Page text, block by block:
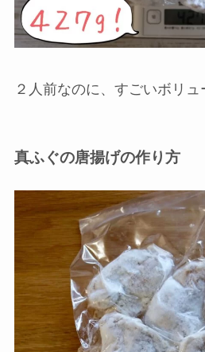
２人前なのに、すごいボリ
真ふぐの唐揚げの作り方